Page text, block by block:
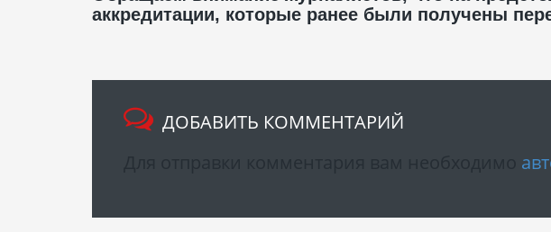
аккредитации, которые ранее были получены
ДОБАВИТЬ КОММЕНТАРИЙ